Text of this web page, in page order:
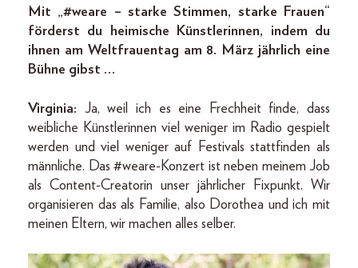
Mit „#weare – starke Stimmen, starke Frauen“
förderst du heimische Künstlerinnen, indem du
ihnen am Weltfrauentag am 8. März jährlich eine
Bühne gibst …
Virginia: Ja, weil ich es eine Frechheit finde, dass
weibliche Künstlerinnen viel weniger im Radio gespielt
werden und viel weniger auf Festivals stattfinden als
männliche. Das #weare-­Konzert ist neben meinem Job
als Content-Creatorin unser jährlicher Fixpunkt. Wir
organisieren das als Familie, also Dorothea und ich mit
meinen Eltern, wir machen alles selber.